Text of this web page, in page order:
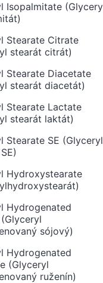
Isopalmitate
Stearate Citrate
stearát citrát)
Stearate Diacetate
stearát diacetát)
Stearate Lactate
stearát laktát)
Stearate SE (Glyceryl
Hydroxystearate
Hydrogenated
sójový)
Hydrogenated
(Glyceryl
ruženín)